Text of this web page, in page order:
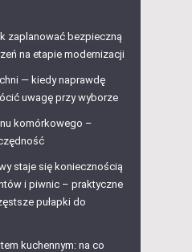
zaplanować bezpieczną
na etapie modernizacji
— kiedy naprawdę
uwagę przy wyborze
komórkowego –
staje się koniecznością
i piwnic – praktyczne
pułapki do
kuchennym: na co